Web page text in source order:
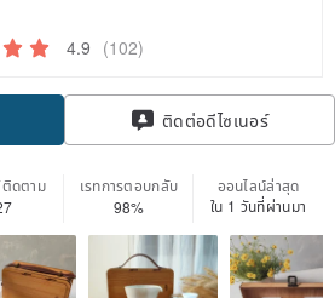
4.9 (102)
ติดต่อดีไซเนอร์
ดตาม
เรทการตอบกลับ
98%
ออนไลน์ล่าสุด
ใน 1 วันที่ผ่านมา